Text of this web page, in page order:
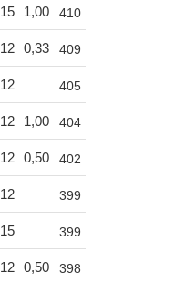
15 1,00 410
12 0,33 409
12 405
12 1,00 404
12 0,50 402
12 399
15 399
12 0,50 398